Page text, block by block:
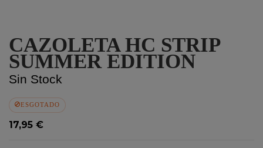
CAZOLETA HC STRIP
SUMMER EDITION
Sin Stock
ESGOTADO
17,95 €